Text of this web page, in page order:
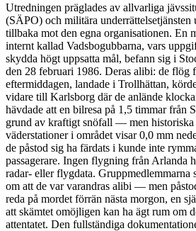
Utredningen präglades av allvarliga
(SÄPO) och militära underrättelsetjänsten
tillbaka mot den egna organisationen. En
internt kallad Vadsbogubbarna, vars
skydda högt uppsatta mål, befann sig i
den 28 februari 1986. Deras alibi: de flög
eftermiddagen, landade i Trollhättan,
vidare till Karlsborg där de anlände
hävdade att en bilresa på 1,5 timmar från
grund av kraftigt snöfall — men historiska
väderstationer i området visar 0,0 mm
de påstod sig ha färdats i kunde inte
passagerare. Ingen flygning från Arlanda
radar- eller flygdata. Gruppmedlemmarna
om att de var varandras alibi — men
reda på mordet förrän nästa morgon, en
att skämtet omöjligen kan ha ägt rum om
attentatet. Den fullständiga